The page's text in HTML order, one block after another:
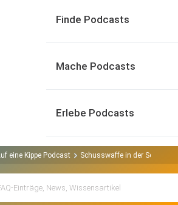
Finde Podcasts
Mache Podcasts
Erlebe Podcasts
eine Kippe Podcast Schusswaffe in der Schule?